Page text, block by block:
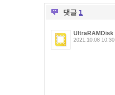
댓글 1
UltraRAMDisk
2021.10.08 10:30